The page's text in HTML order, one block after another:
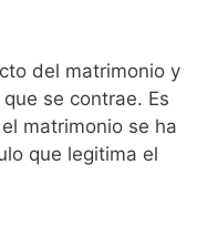
del matrimonio y
se contrae. Es
matrimonio se ha
que legitima el